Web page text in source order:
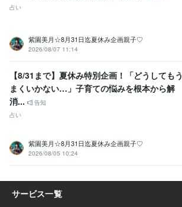
占い
紫園美月☆8月31日迄夏休み企画親子♡
2026/08/07 11:14
【8/31まで】夏休み特別企画！「どうしてもう
まくいかない…」子育ての悩みを根本から解
消...
告知
占い
紫園美月☆8月31日迄夏休み企画親子♡
2026/08/05 10:24